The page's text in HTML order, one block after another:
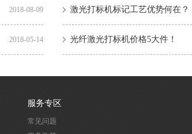
2018-08-09 激光打标机标记工艺优势何在？
2018-05-14 光纤激光打标机价格5大件！
服务专区
常见问题